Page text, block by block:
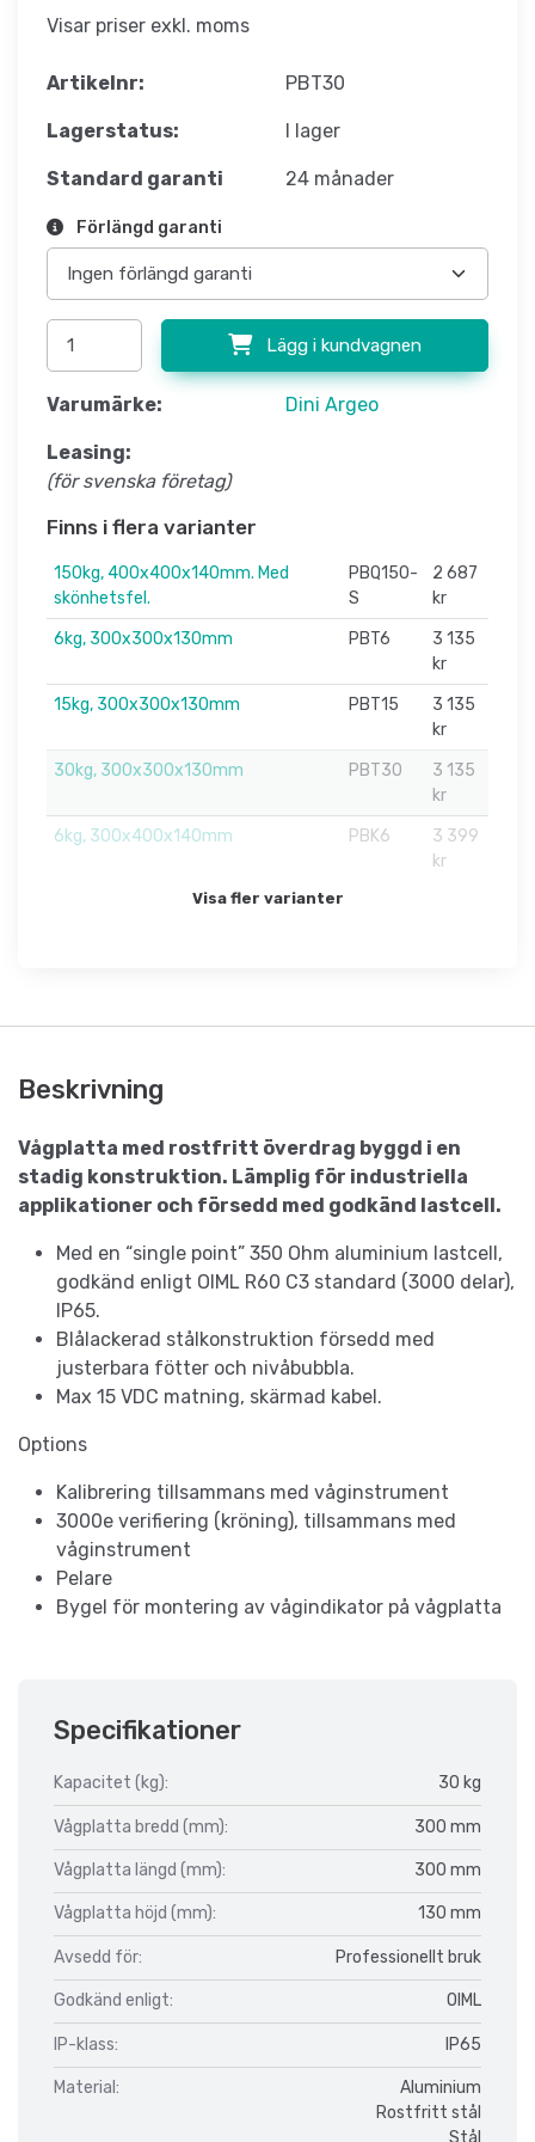
Visar priser exkl. moms
Artikelnr: PBT30
Lagerstatus: I lager
Standard garanti 24 månader
Förlängd garanti
Lägg i kundvagnen
Varumärke: Dini Argeo
Leasing:
(för svenska företag)
Finns i flera varianter
150kg, 400x400x140mm. Med
skönhetsfel.
PBQ150-
S
2 687
kr
6kg, 300x300x130mm
PBT6
3 135
kr
15kg, 300x300x130mm
PBT15
3 135
kr
30kg, 300x300x130mm
PBT30
3 135
kr
6kg, 300x400x140mm
PBK6
3 399
kr
Visa fler varianter
Beskrivning
Vågplatta med rostfritt överdrag byggd i en
stadig konstruktion. Lämplig för industriella
applikationer och försedd med godkänd lastcell.
Med en “single point” 350 Ohm aluminium lastcell,
godkänd enligt OIML R60 C3 standard (3000 delar),
IP65.
Blålackerad stålkonstruktion försedd med
justerbara fötter och nivåbubbla.
Max 15 VDC matning, skärmad kabel.
Options
Kalibrering tillsammans med våginstrument
3000e verifiering (kröning), tillsammans med
våginstrument
Pelare
Bygel för montering av vågindikator på vågplatta
Specifikationer
Kapacitet (kg): 30 kg
Vågplatta bredd (mm): 300 mm
Vågplatta längd (mm): 300 mm
Vågplatta höjd (mm): 130 mm
Avsedd för: Professionellt bruk
Godkänd enligt: OIML
IP-klass: IP65
Material:
Aluminium
Rostfritt stål
Stål